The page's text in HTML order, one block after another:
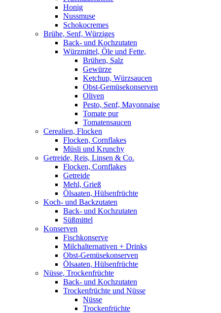
Honig
Nussmuse
Schokocremes
Brühe, Senf, Würziges
Back- und Kochzutaten
Würzmittel, Öle und Fette,
Brühen, Salz
Gewürze
Ketchup, Würzsaucen
Obst-Gemüsekonserven
Oliven
Pesto, Senf, Mayonnaise
Tomate pur
Tomatensaucen
Cerealien, Flocken
Flocken, Cornflakes
Müsli und Krunchy
Getreide, Reis, Linsen & Co.
Flocken, Cornflakes
Getreide
Mehl, Grieß
Ölsaaten, Hülsenfrüchte
Koch- und Backzutaten
Back- und Kochzutaten
Süßmittel
Konserven
Fischkonserve
Milchalternativen + Drinks
Obst-Gemüsekonserven
Ölsaaten, Hülsenfrüchte
Nüsse, Trockenfrüchte
Back- und Kochzutaten
Trockenfrüchte und Nüsse
Nüsse
Trockenfrüchte